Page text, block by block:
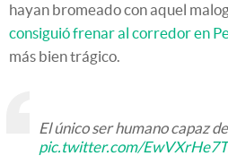
hayan bromeado con aquel
consiguió frenar al corredor en
más bien trágico.
El único ser humano capaz
pic.twitter.com/